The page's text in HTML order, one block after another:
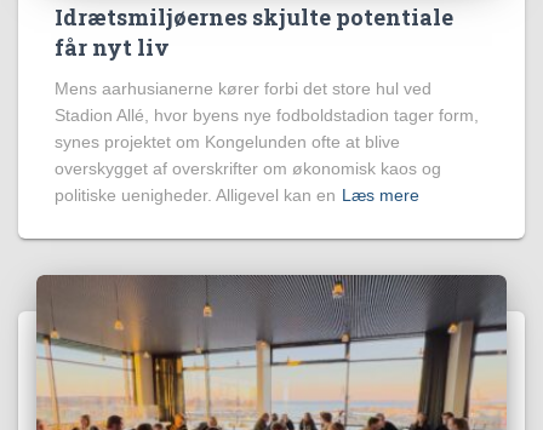
Idrætsmiljøernes skjulte potentiale
får nyt liv
Mens aarhusianerne kører forbi det store hul ved
Stadion Allé, hvor byens nye fodboldstadion tager form,
synes projektet om Kongelunden ofte at blive
overskygget af overskrifter om økonomisk kaos og
politiske uenigheder. Alligevel kan en Læs mere